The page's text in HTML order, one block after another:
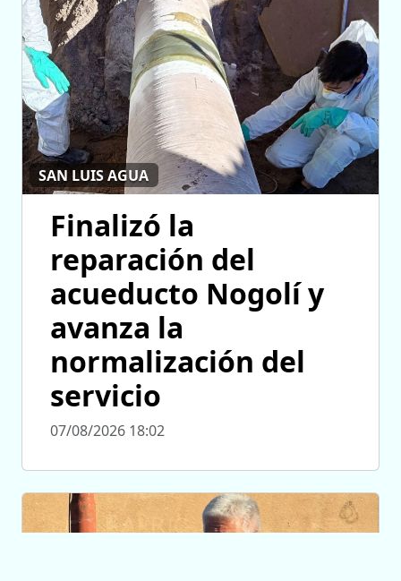
SAN LUIS AGUA
Finalizó la
reparación del
acueducto Nogolí y
avanza la
normalización del
servicio
07/08/2026 18:02